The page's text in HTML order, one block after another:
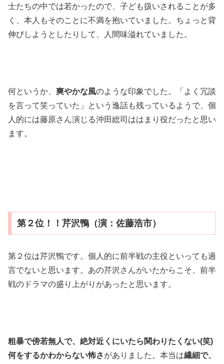
士たちの中では若かったので、子ども扱いされることが多
く、本人もそのことに不満を抱いていました。ちょっと背
伸びしようとしたりして、人間味溢れていました。
何というか、 爽やかな風のような印象でした。「よく冗談
を言って笑っていた」という逸話も残っているようで、個
人的には藤原さん演じる沖田総司ははまり役だったと思い
ます。
第２位！！芹沢鴨（演：佐藤浩市）
第２位は芹沢鴨です。個人的に前半戦の主役といっても過
言でないと思います。あの芹沢さんがいたからこそ、前半
戦のドラマの盛り上がりがあったと思います。
粗暴で傍若無人で、絶対近くにいたら関わりたくない(笑)
何をするかわからない怖さがありました。本当は繊細で、